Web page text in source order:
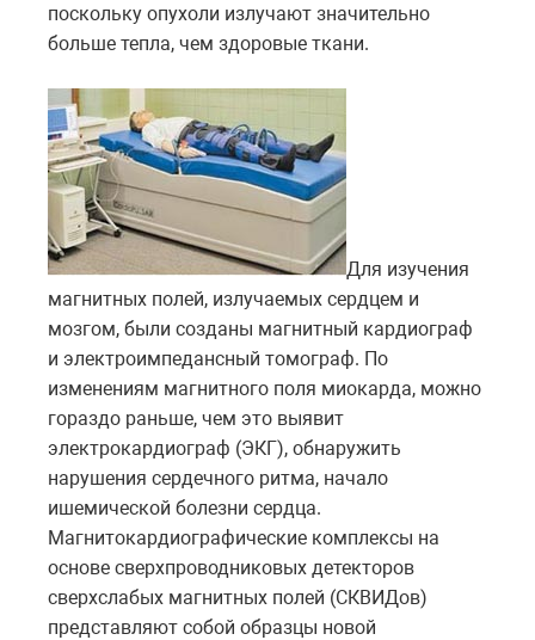
поскольку опухоли излучают значительно
больше тепла, чем здоровые ткани.
Для изучения
магнитных полей, излучаемых сердцем и
мозгом, были созданы магнитный кардиограф
и электроимпедансный томограф. По
изменениям магнитного поля миокарда, можно
гораздо раньше, чем это выявит
электрокардиограф (ЭКГ), обнаружить
нарушения сердечного ритма, начало
ишемической болезни сердца.
Магнитокардиографические комплексы на
основе сверхпроводниковых детекторов
сверхслабых магнитных полей (СКВИДов)
представляют собой образцы новой